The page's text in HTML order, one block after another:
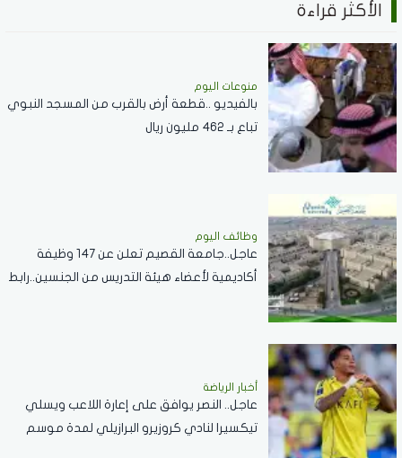
الأكثر قراءة
منوعات اليوم
بالفيديو ..قطعة أرض بالقرب من المسجد النبوي
تباع بـ 462 مليون ريال
وظائف اليوم
عاجل..جامعة القصيم تعلن عن 147 وظيفة
أكاديمية لأعضاء هيئة التدريس من الجنسين..رابط
أخبار الرياضة
عاجل.. النصر يوافق على إعارة اللاعب ويسلي
تيكسيرا لنادي كروزيرو البرازيلي لمدة موسم